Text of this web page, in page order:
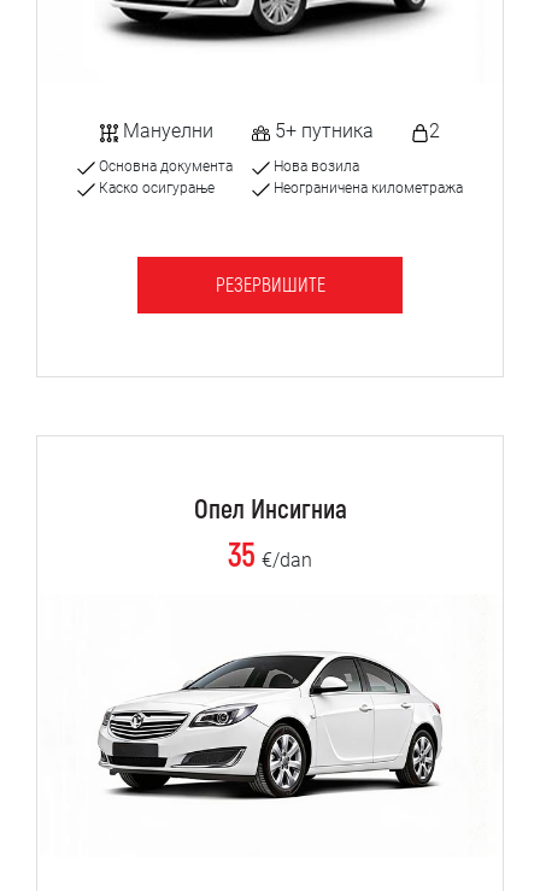
Мануелни 5+ путника 2
Основна документа
Каско осигурање
Нова возила
Неограничена километража
РЕЗЕРВИШИТЕ
Опел Инсигниа
35 €/dan